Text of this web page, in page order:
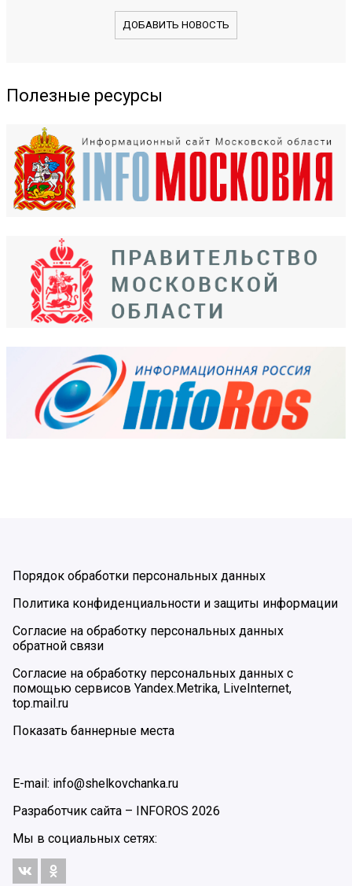
ДОБАВИТЬ НОВОСТЬ
Полезные ресурсы
Порядок обработки персональных данных
Политика конфиденциальности и защиты информации
Согласие на обработку персональных данных
обратной связи
Согласие на обработку персональных данных с
помощью сервисов Yandex.Metrika, LiveInternet,
top.mail.ru
Показать баннерные места
E-mail: info@shelkovchanka.ru
Разработчик сайта –
INFOROS 2026
Мы в социальных сетях: